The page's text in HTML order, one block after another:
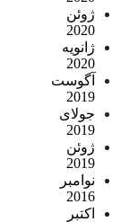
ژوئن
2020
ژانویه
2020
آگوست
2019
جولای
2019
ژوئن
2019
نوامبر
2016
اکتبر